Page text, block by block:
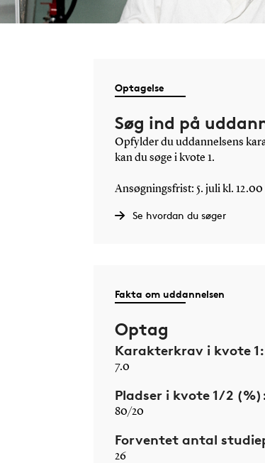
Optagelse
Søg ind på
Opfylder du uddannelsens
kan du søge i kvote 1.
Ansøgningsfrist: 5. juli kl. 12.00
Se hvordan du søger
Fakta om uddannelsen
Optag
Karakterkrav i kvote 1:
7.0
Pladser i kvote 1/2
80/20
Forventet antal
26